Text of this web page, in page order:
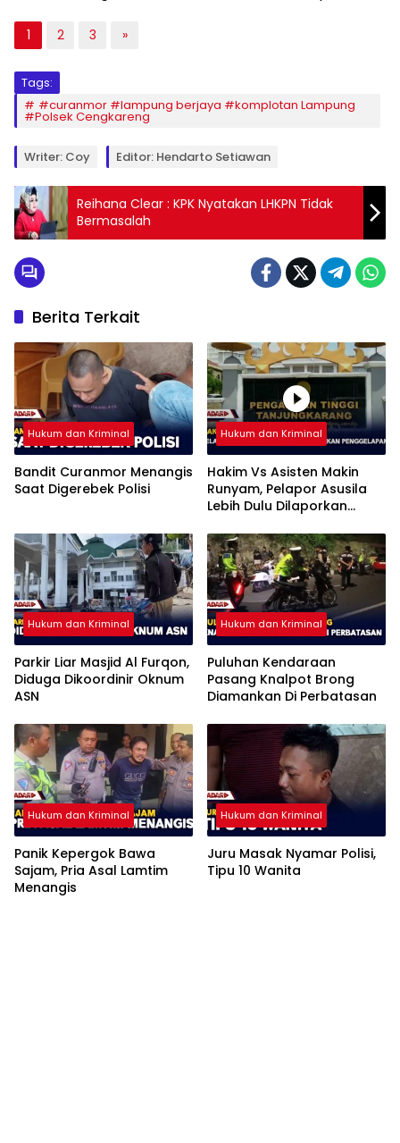
1 2 3 »
Tags:
#curanmor #lampung berjaya #komplotan Lampung
#Polsek Cengkareng
Writer: Coy Editor: Hendarto Setiawan
Reihana Clear : KPK Nyatakan LHKPN Tidak
Bermasalah
Berita Terkait
Hukum dan Kriminal
Bandit Curanmor Menangis
Saat Digerebek Polisi
Hukum dan Kriminal
Hakim Vs Asisten Makin
Runyam, Pelapor Asusila
Lebih Dulu Dilaporkan
Hukum dan Kriminal
Parkir Liar Masjid Al Furqon,
Diduga Dikoordinir Oknum
ASN
Hukum dan Kriminal
Puluhan Kendaraan
Pasang Knalpot Brong
Diamankan Di Perbatasan
Hukum dan Kriminal
Panik Kepergok Bawa
Sajam, Pria Asal Lamtim
Menangis
Hukum dan Kriminal
Juru Masak Nyamar Polisi,
Tipu 10 Wanita